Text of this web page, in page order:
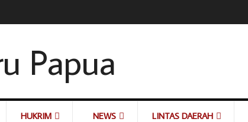
HUKRIM NEWS LINTAS DAERAH